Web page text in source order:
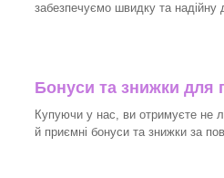
забезпечуємо швидку та надійну
Бонуси та знижки для
Купуючи у нас, ви отримуєте не
й приємні бонуси та знижки за